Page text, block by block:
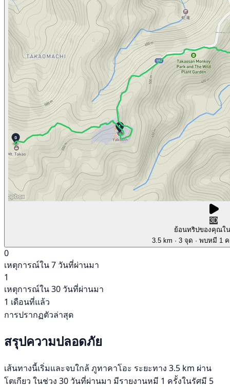
3D
ย้อนทริปของคุณใ
3.5 km · 3 จุด · พบหมี 1
0
เหตุการณ์ใน 7 วันที่ผ่านมา
1
เหตุการณ์ใน 30 วันที่ผ่านมา
1 เดือนที่แล้ว
การปรากฏตัวล่าสุด
สรุปความปลอดภัย
เส้นทางนี้เริ่มและจบใกล้ ภูทาคาโอะ ระยะทาง 3.5 km ผ่าน
โตเกียว ในช่วง 30 วันที่ผ่านมา มีรายงานหมี 1 ครั้งในรัศมี 5